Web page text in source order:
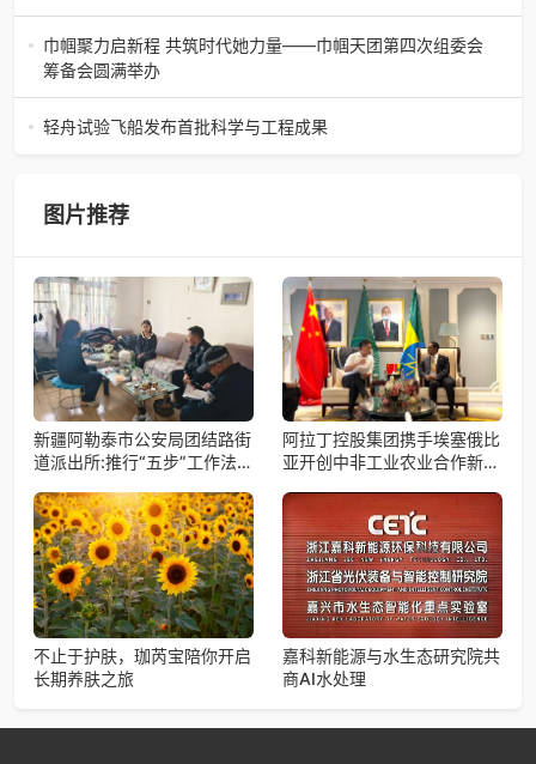
2026年4月16日，大返城（浙江）科技有限公司隆重举行签
约仪式，正式特聘丁娄先生担任公司首席战略规划师。此次
强强联合，是大返城集团深度
巾帼聚力启新程 共筑时代她力量——巾帼天团第四次组委会
筹备会圆满举办
巾帼聚力启新程 共筑时代她力量——巾帼天团第四次组委会
筹备会圆满举办2026年4月15日，巾帼天团第四次组委会筹
轻舟试验飞船发布首批科学与工程成果
果。据中国科学院微小卫星
图片推荐
新疆阿勒泰市公安局团结路街
道派出所:推行“五步”工作法
阿拉丁控股集团携手埃塞俄比
亚开创中非工业农业合作新篇
不止于护肤，珈芮宝陪你开启
长期养肤之旅
嘉科新能源与水生态研究院共
商AI水处理